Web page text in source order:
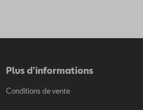
Plus d'informations
Conditions de vente